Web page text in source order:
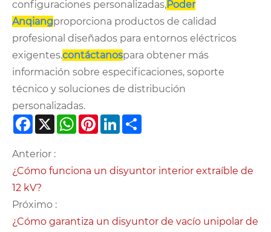
configuraciones personalizadas,Poder
Anqiangproporciona productos de calidad
profesional diseñados para entornos eléctricos
exigentes.contáctanospara obtener más
información sobre especificaciones, soporte
técnico y soluciones de distribución
personalizadas.
Facebook
X WhatsApp
PinterestLinkedIn
Anterior :
¿Cómo funciona un disyuntor interior extraíble de
12 kV?
Próximo :
¿Cómo garantiza un disyuntor de vacío unipolar de